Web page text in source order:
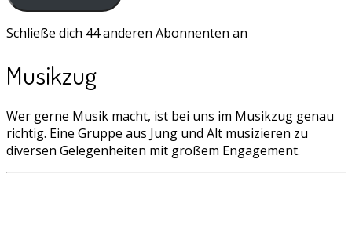
Schließe dich 44 anderen Abonnenten an
Musikzug
Wer gerne Musik macht, ist bei uns im Musikzug genau
richtig. Eine Gruppe aus Jung und Alt musizieren zu
diversen Gelegenheiten mit großem Engagement.